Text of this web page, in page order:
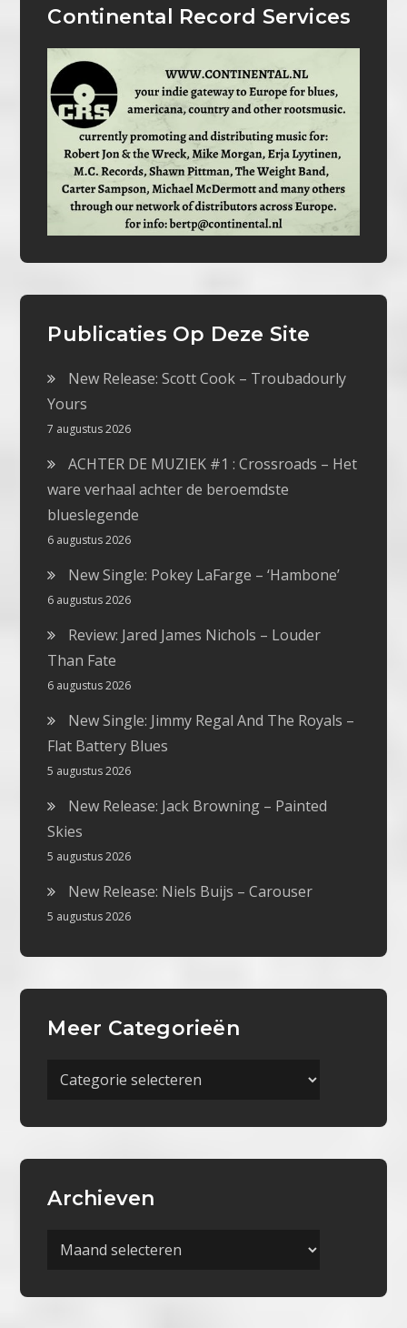
Continental Record Services
Publicaties Op Deze Site
New Release: Scott Cook – Troubadourly
Yours
7 augustus 2026
ACHTER DE MUZIEK #1 : Crossroads – Het
ware verhaal achter de beroemdste
blueslegende
6 augustus 2026
New Single: Pokey LaFarge – ‘Hambone’
6 augustus 2026
Review: Jared James Nichols – Louder
Than Fate
6 augustus 2026
New Single: Jimmy Regal And The Royals –
Flat Battery Blues
5 augustus 2026
New Release: Jack Browning – Painted
Skies
5 augustus 2026
New Release: Niels Buijs – Carouser
5 augustus 2026
Meer Categorieën
Meer
Archieven
Archieven